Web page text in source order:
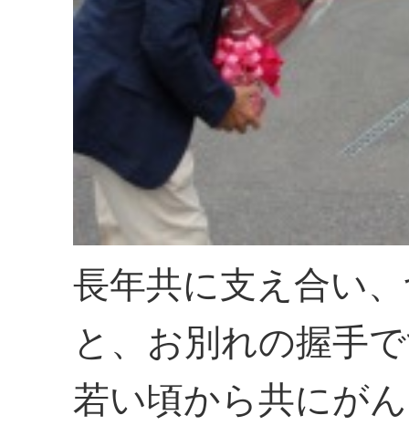
長年共に支え合い
と、お別れの握手
若い頃から共にが